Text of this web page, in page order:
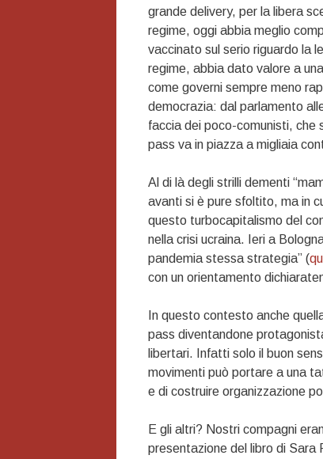
grande delivery, per la libera
regime, oggi abbia meglio
vaccinato sul serio riguardo la
regime, abbia dato valore a
come governi sempre meno
democrazia: dal parlamento
faccia dei poco-comunisti, che
pass va in piazza a migliaia
Al di là degli strilli dementi
avanti si è pure sfoltito, ma in
questo turbocapitalismo del
nella crisi ucraina. Ieri a
pandemia stessa strategia” (
con un orientamento
In questo contesto anche
pass diventandone
libertari. Infatti solo il buon
movimenti può portare a una
e di costruire organizzazione
E gli altri? Nostri compagni
presentazione del libro di Sara